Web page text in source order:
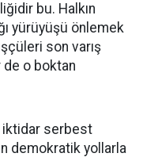
bu. Halkın
yürüyüşü önlemek
son varış
o boktan
iktidar serbest
demokratik yollarla